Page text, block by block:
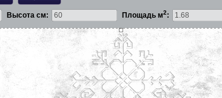
Высота см: Площадь м2: